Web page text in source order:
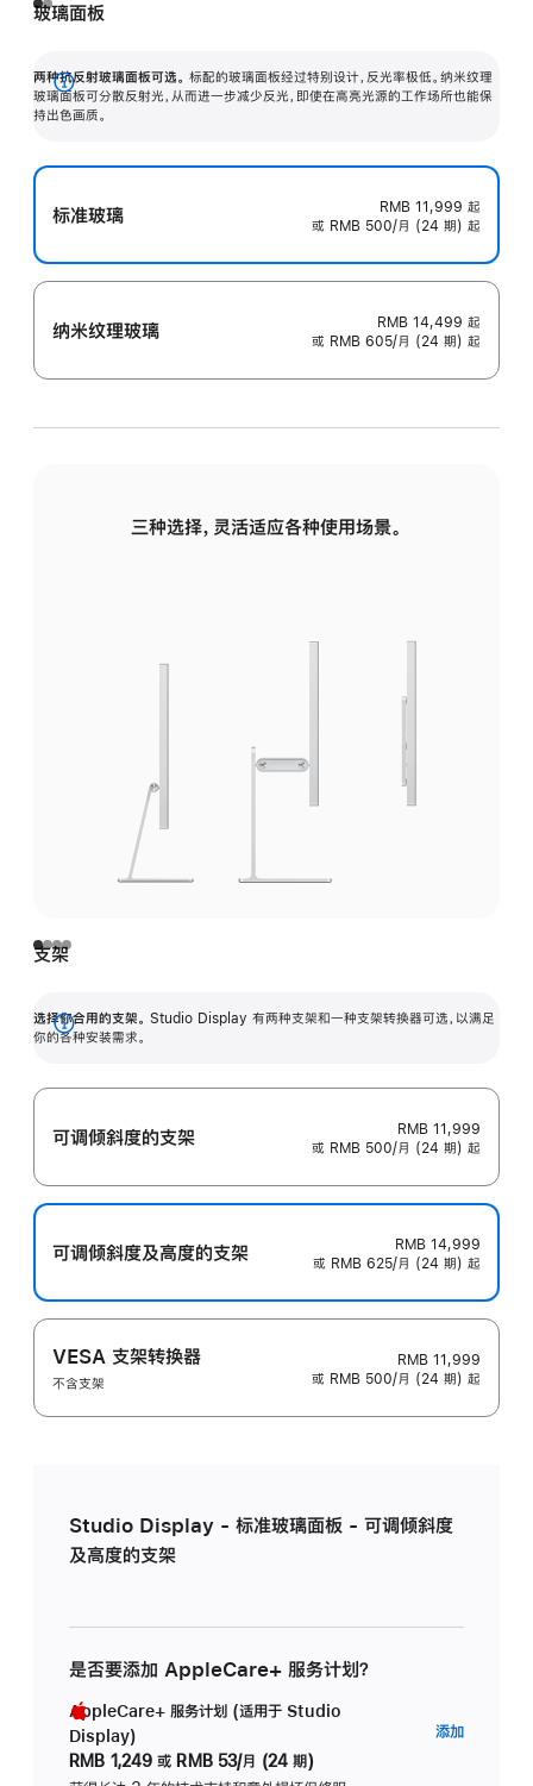
玻璃面板
两种抗反射玻璃面板可选。 标配的玻璃面板经过特别设计，反光率极低。纳米纹理
玻璃面板可分散反射光，从而进一步减少反光，即使在高亮光源的工作场所也能保
持出色画质。
展
开
标准玻璃 RMB 11,999 起
或 RMB 500/月 (24 期) 起
纳米纹理玻璃 RMB 14,499 起
或 RMB 605/月 (24 期) 起
三种选择，灵活适应各种使用场景。
支架
选择你合用的支架。 Studio Display 有两种支架和一种支架转换器可选，以满足
你的各种安装需求。
展
可调倾斜度的支架
RMB 11,999
或 RMB 500/月 (24 期) 起
可调倾斜度及高‍度的支‍架
RMB 14,999
或 RMB 625/月 (24 期) 起
VESA 支架转换器
不含支架
RMB 11,999
或 RMB 500/月 (24 期) 起
Studio Display - 标准玻璃面板 - 可调倾斜度
及高度的支架
是否要添加 AppleCare+ 服务计划？
AppleCare+ 服务计划 (适用于 Studio
Display)
RMB 1,249 或 RMB 53/月 (24 期)
添加